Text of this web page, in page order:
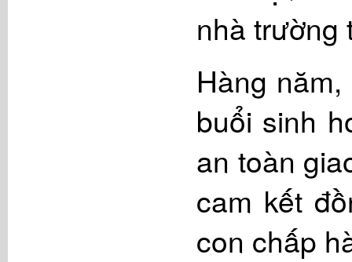
nhà
Hàng
buổi sinh
an toàn
cam kết
con chấp